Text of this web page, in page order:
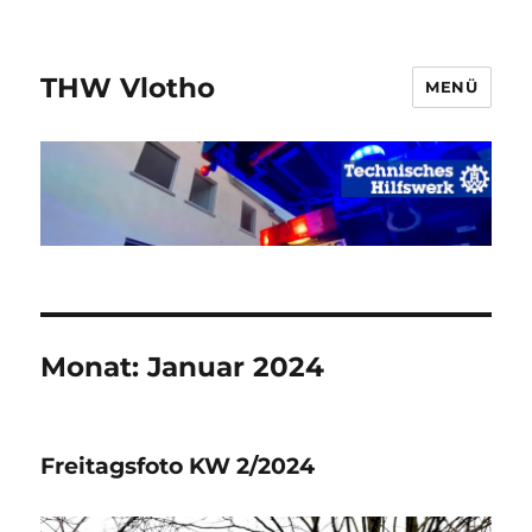
THW Vlotho MENÜ
Monat:Januar 2024
Freitagsfoto KW 2/2024